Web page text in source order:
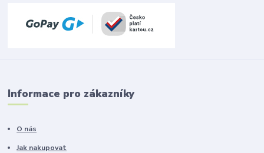
Informace pro zákazníky
O nás
Jak nakupovat